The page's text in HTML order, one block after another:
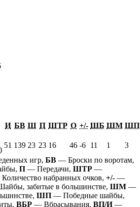
И БВ Ш П ШТР О +/- ШБ ШМ ШП
51 139 23 23 16 46 -6 11 1
3
игр, БВ — Броски по воротам,
П — Передачи, ШТР —
набранных очков, +/- —
забитые в большинстве, ШМ —
ШП — Победные шайбы,
ВБР — Вбрасывания, ВП/И—